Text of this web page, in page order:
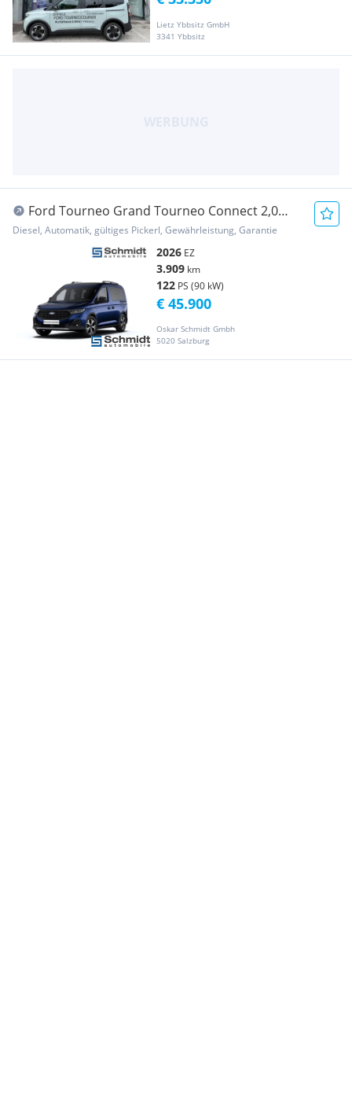
Lietz Ybbsitz GmbH
3341 Ybbsitz
Ford Tourneo Grand Tourneo Connect 2,0
EcoBlue L2 Active Aut.
Diesel, Automatik, gültiges Pickerl, Gewährleistung, Garantie
2026 EZ
3.909 km
122 PS (90 kW)
Oskar Schmidt Gmbh
5020 Salzburg
€ 45.900